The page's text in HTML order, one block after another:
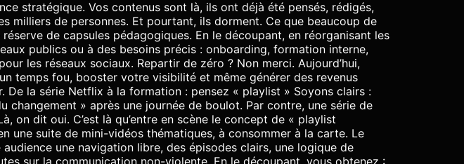
stratégique. Vos contenus sont là, ils ont déjà été pensés, rédigés,
milliers de personnes. Et pourtant, ils dorment. Ce que beaucoup de
de capsules pédagogiques. En le découpant, en réorganisant les
publics ou à des besoins précis : onboarding, formation interne,
les réseaux sociaux. Repartir de zéro ? Non merci. Aujourd’hui,
temps fou, booster votre visibilité et même générer des revenus
De la série Netflix à la formation : pensez « playlist » Soyons clairs :
changement » après une journée de boulot. Par contre, une série de
on dit oui. C’est là qu’entre en scène le concept de « playlist
une suite de mini-vidéos thématiques, à consommer à la carte. Le
une navigation libre, des épisodes clairs, une logique de